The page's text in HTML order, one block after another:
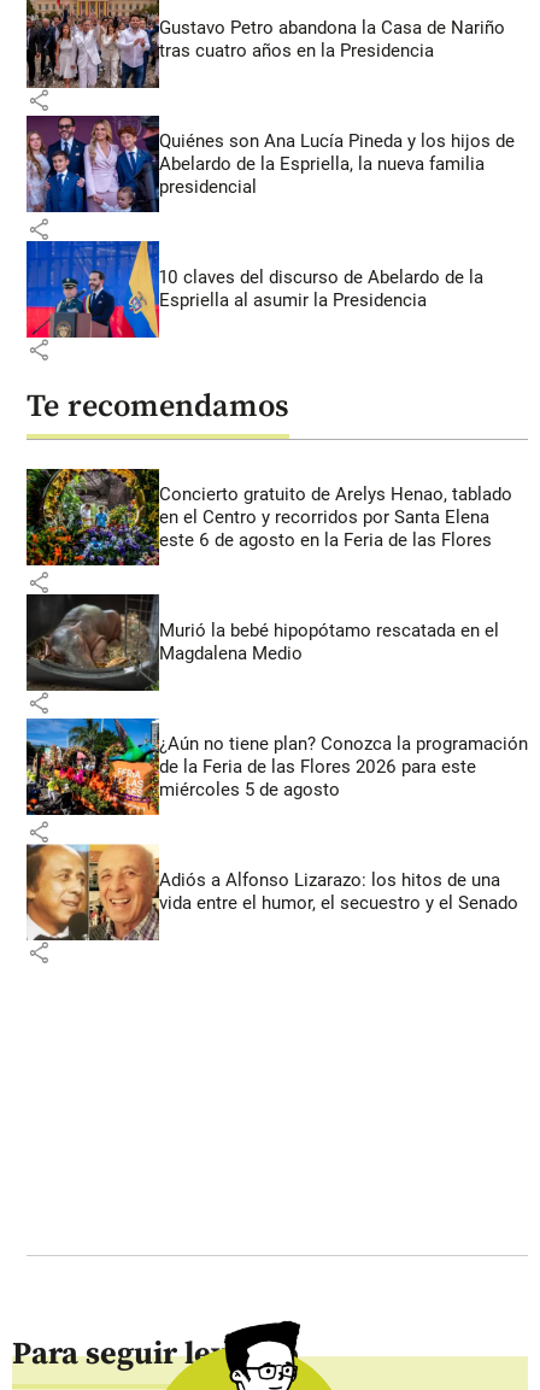
Gustavo Petro abandona la Casa de Nariño
tras cuatro años en la Presidencia
share
Quiénes son Ana Lucía Pineda y los hijos de
Abelardo de la Espriella, la nueva familia
presidencial
share
10 claves del discurso de Abelardo de la
Espriella al asumir la Presidencia
share
Te recomendamos
Concierto gratuito de Arelys Henao, tablado
en el Centro y recorridos por Santa Elena
este 6 de agosto en la Feria de las Flores
share
Murió la bebé hipopótamo rescatada en el
Magdalena Medio
share
¿Aún no tiene plan? Conozca la programación
de la Feria de las Flores 2026 para este
miércoles 5 de agosto
share
Adiós a Alfonso Lizarazo: los hitos de una
vida entre el humor, el secuestro y el Senado
share
Para seguir leyendo